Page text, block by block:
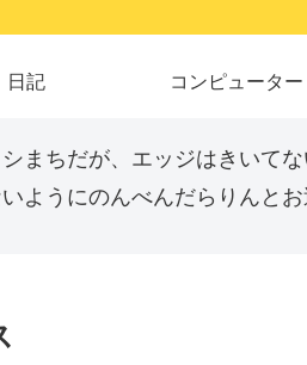
日記 コンピューター
まちだが、エッジはきい
ようにのんべんだらりんと